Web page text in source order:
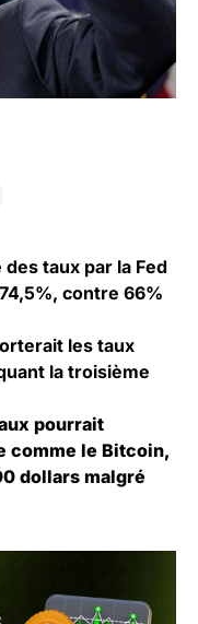
des taux par la Fed
contre 66%
les taux
la troisième
pourrait
comme le Bitcoin,
dollars malgré